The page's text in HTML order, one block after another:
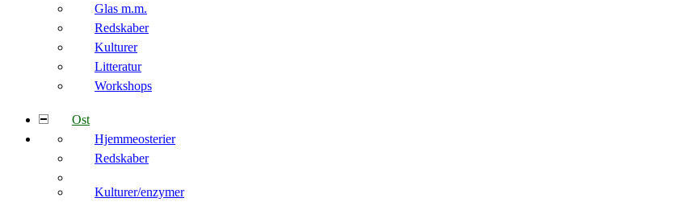
Glas m.m.
Redskaber
Kulturer
Litteratur
Workshops
Ost
Hjemmeosterier
Redskaber
Kulturer/enzymer